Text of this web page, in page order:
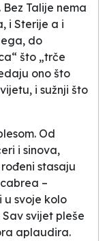
Talije nema
i Sterije a i
do
što „trče
ono što
i sužnji što
Od
i sinova,
stasaju
–
u svoje kolo
svijet pleše
aplaudira.